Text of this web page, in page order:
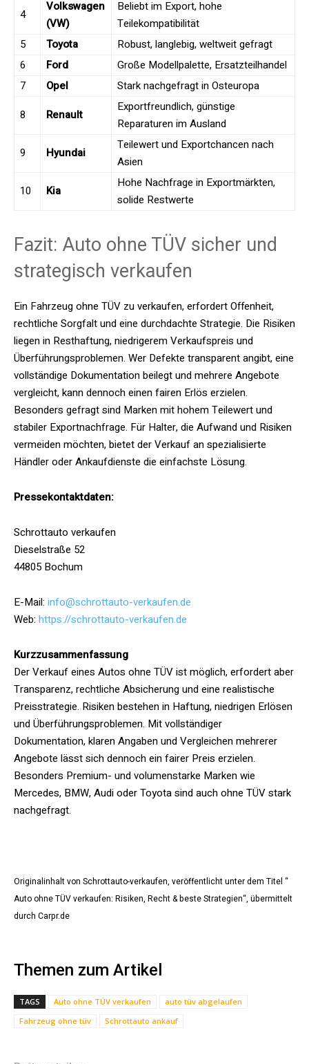
4
Volkswagen
(VW)
Beliebt im Export, hohe
Teilekompatibilität
5
Toyota
Robust, langlebig, weltweit gefragt
6
Ford
Große Modellpalette, Ersatzteilhandel
7
Opel
Stark nachgefragt in Osteuropa
8
Renault
Exportfreundlich, günstige
Reparaturen im Ausland
9
Hyundai
Teilewert und Exportchancen nach
Asien
10
Kia
Hohe Nachfrage in Exportmärkten,
solide Restwerte
Fazit: Auto ohne TÜV sicher und
strategisch verkaufen
Ein Fahrzeug ohne TÜV zu verkaufen, erfordert Offenheit,
rechtliche Sorgfalt und eine durchdachte Strategie. Die Risiken
liegen in Resthaftung, niedrigerem Verkaufspreis und
Überführungsproblemen. Wer Defekte transparent angibt, eine
vollständige Dokumentation beilegt und mehrere Angebote
vergleicht, kann dennoch einen fairen Erlös erzielen.
Besonders gefragt sind Marken mit hohem Teilewert und
stabiler Exportnachfrage. Für Halter, die Aufwand und Risiken
vermeiden möchten, bietet der Verkauf an spezialisierte
Händler oder Ankaufdienste die einfachste Lösung.
Pressekontaktdaten:
Schrottauto verkaufen
Dieselstraße 52
44805 Bochum
E-Mail: info@schrottauto-verkaufen.de
Web: https://schrottauto-verkaufen.de
Kurzzusammenfassung
Der Verkauf eines Autos ohne TÜV ist möglich, erfordert aber
Transparenz, rechtliche Absicherung und eine realistische
Preisstrategie. Risiken bestehen in Haftung, niedrigen Erlösen
und Überführungsproblemen. Mit vollständiger
Dokumentation, klaren Angaben und Vergleichen mehrerer
Angebote lässt sich dennoch ein fairer Preis erzielen.
Besonders Premium- und volumenstarke Marken wie
Mercedes, BMW, Audi oder Toyota sind auch ohne TÜV stark
nachgefragt.
Originalinhalt von Schrottauto-verkaufen, veröffentlicht unter dem Titel “
Auto ohne TÜV verkaufen: Risiken, Recht & beste Strategien“, übermittelt
durch Carpr.de
Themen zum Artikel
TAGS Auto ohne TÜV verkaufen
auto tüv abgelaufen
Fahrzeug ohne tüv
Schrottauto ankauf